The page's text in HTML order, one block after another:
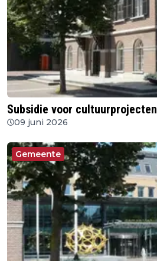
Subsidie voor cultuurprojecten
09 juni 2026
Gemeente